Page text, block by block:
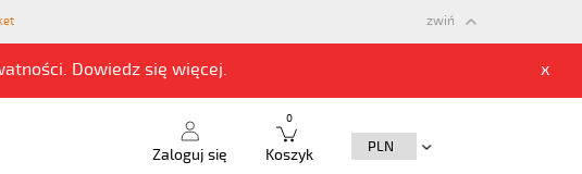
Dowiedz się więcej. x
zwiń
Zaloguj się Koszyk
0